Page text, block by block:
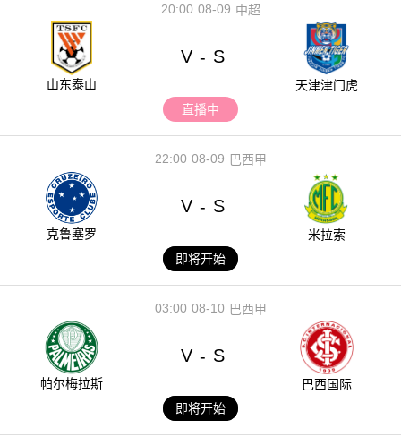
08-09
20:00 中超
山东泰山
V - S
天津津门虎
直播中
08-09
22:00 巴西甲
克鲁塞罗
V - S
米拉索
即将开始
08-10
03:00 巴西甲
帕尔梅拉斯
V - S
巴西国际
即将开始